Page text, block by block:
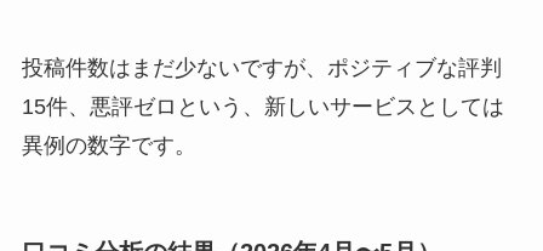
投稿件数はまだ少ないですが、ポジティブな評判
15件、悪評ゼロという、新しいサービスとしては
異例の数字です。